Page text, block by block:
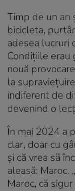
Timp de un an
bicicleta,
adesea lucruri
Condițiile erau
nouă
la
indiferent de
devenind o
În mai 2024 a
clar, doar cu
și că vrea să
aleasă: Maroc.
Maroc, că